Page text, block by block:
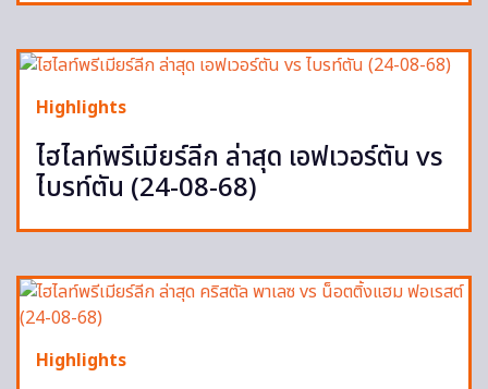
Highlights
ไฮไลท์พรีเมียร์ลีก ล่าสุด เอฟเวอร์ตัน vs
ไบรท์ตัน (24-08-68)
Highlights